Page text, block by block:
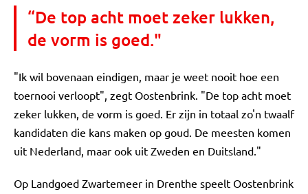
“De top acht moet zeker lukken,
de vorm is goed."
"Ik wil bovenaan eindigen, maar je weet nooit hoe een
toernooi verloopt", zegt Oostenbrink. "De top acht moet
zeker lukken, de vorm is goed. Er zijn in totaal zo'n twaalf
kandidaten die kans maken op goud. De meesten komen
uit Nederland, maar ook uit Zweden en Duitsland."
Op Landgoed Zwartemeer in Drenthe speelt Oostenbrink